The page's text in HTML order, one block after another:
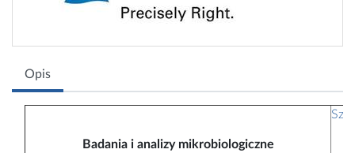
Opis
Badania i analizy mikrobiologiczne